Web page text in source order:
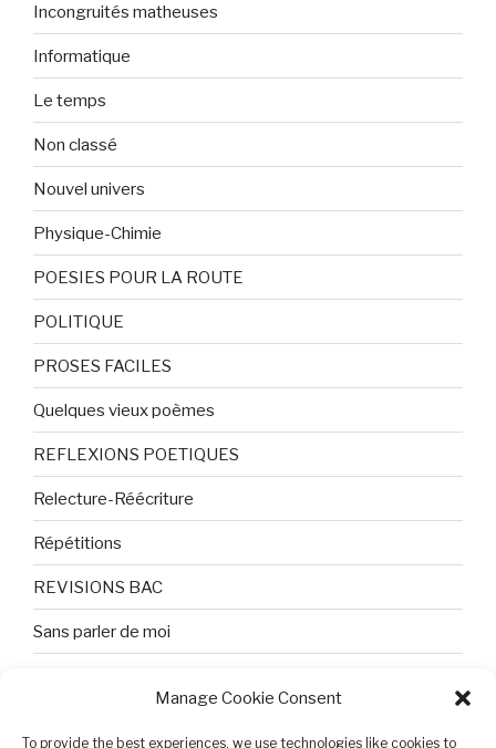
Manage Cookie Consent
To provide the best experiences, we use technologies like cookies to
Incongruités matheuses
Informatique
Le temps
Non classé
Nouvel univers
Physique-Chimie
POESIES POUR LA ROUTE
POLITIQUE
PROSES FACILES
Quelques vieux poèmes
REFLEXIONS POETIQUES
Relecture-Réécriture
Répétitions
REVISIONS BAC
Sans parler de moi